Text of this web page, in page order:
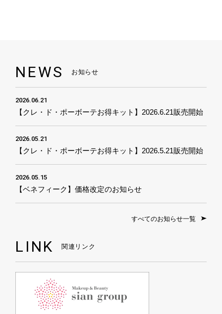
NEWS お知らせ
2026.06.21
【クレ・ド・ポーボーテお得キット】2026.6.21販売開始
2026.05.21
【クレ・ド・ポーボーテお得キット】2026.5.21販売開始
2026.05.15
【ベネフィーク】価格改定のお知らせ
すべてのお知らせ一覧
LINK 関連リンク